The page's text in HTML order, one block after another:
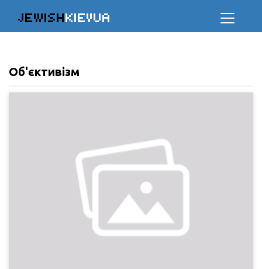
JEWISHKIEVUA
Об'єктивізм